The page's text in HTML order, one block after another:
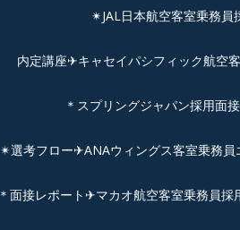
✴︎JAL日本航空客室乗務員
内定講座✈キャセイパシフィック航空
＊スプリングジャパン採用面
✴︎選考フロー✈︎ANAウィングス客室乗務員
＊面接レポート✈マカオ航空客室乗務員